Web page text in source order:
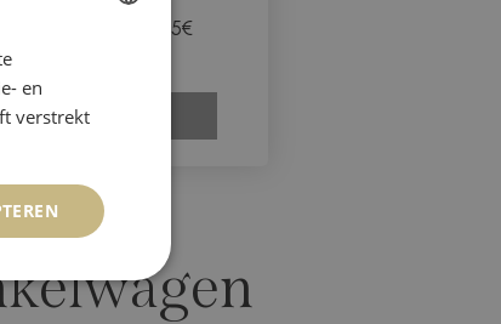
11,25€
WINKELWAGEN
en
verstrekt